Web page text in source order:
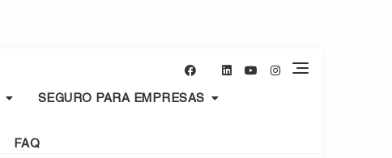
SEGURO PARA EMPRESAS
FAQ